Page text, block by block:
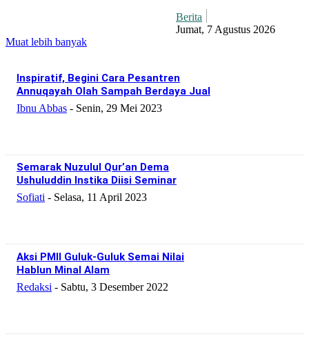
Berita
Jumat, 7 Agustus 2026
Muat lebih banyak
Inspiratif, Begini Cara Pesantren
Annuqayah Olah Sampah Berdaya Jual
Ibnu Abbas - Senin, 29 Mei 2023
Semarak Nuzulul Qur’an Dema
Ushuluddin Instika Diisi Seminar
Sofiati - Selasa, 11 April 2023
Aksi PMII Guluk-Guluk Semai Nilai
Hablun Minal Alam
Redaksi - Sabtu, 3 Desember 2022